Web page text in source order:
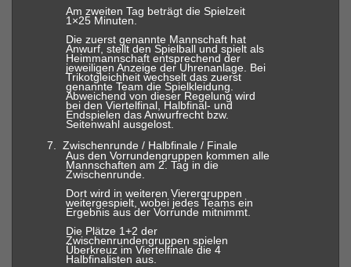
Am zweiten Tag beträgt die Spielzeit
1×25 Minuten.
Die zuerst genannte Mannschaft hat
Anwurf, stellt den Spielball und spielt als
Heimmannschaft entsprechend der
jeweiligen Anzeige der Uhrenanlage. Bei
Trikotgleichheit wechselt das zuerst
genannte Team die Spielkleidung.
Abweichend von dieser Regelung wird
bei den Viertelfinal, Halbfinal- und
Endspielen das Anwurfrecht bzw.
Seitenwahl ausgelost.
7. Zwischenrunde / Halbfinale / Finale
Aus den Vorrundengruppen kommen alle
Mannschaften am 2. Tag in die
Zwischenrunde.
Dort wird in weiteren Vierergruppen
weitergespielt, wobei jedes Teams ein
Ergebnis aus der Vorrunde mitnimmt.
Die Plätze 1+2 der
Zwischenrundengruppen spielen
Überkreuz im Viertelfinale die 4
Halbfinalisten aus.